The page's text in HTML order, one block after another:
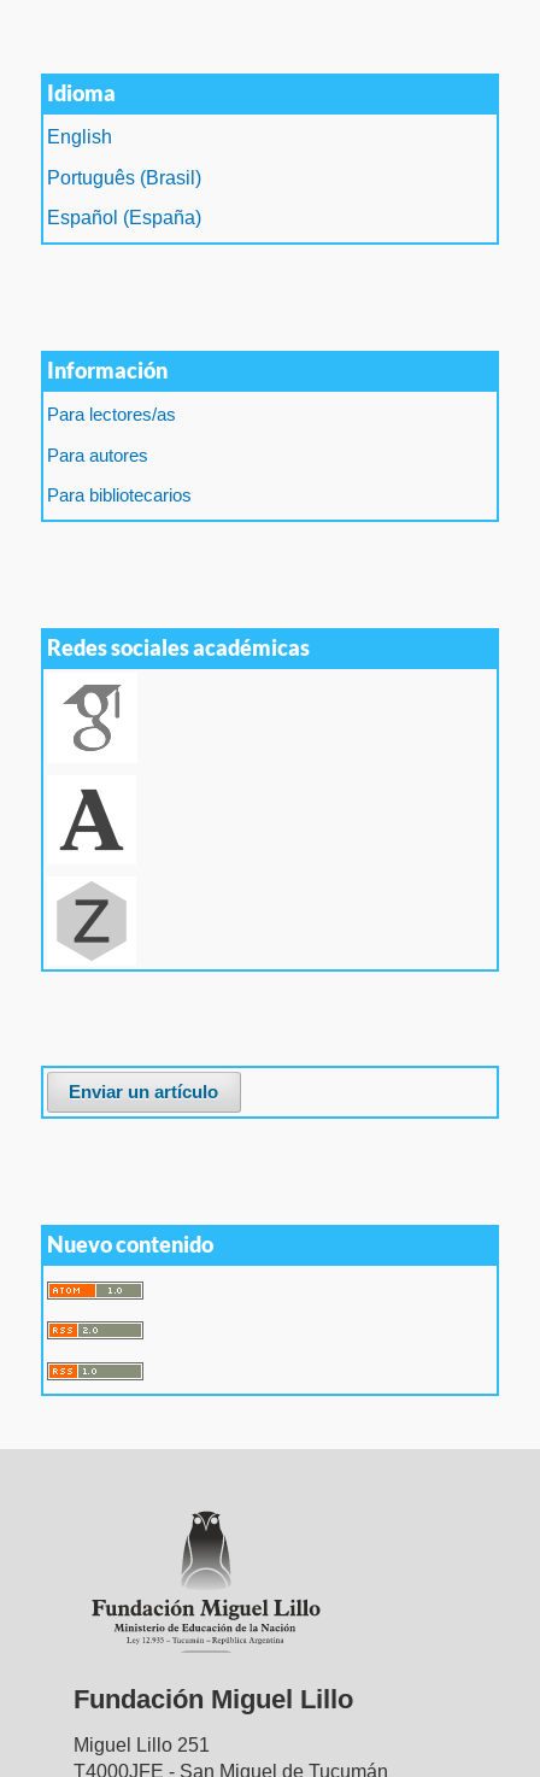
Idioma
English
Português (Brasil)
Español (España)
Información
Para lectores/as
Para autores
Para bibliotecarios
Redes sociales académicas
Enviar un artículo
Nuevo contenido
Fundación Miguel Lillo
Miguel Lillo 251
T4000JFE - San Miguel de Tucumán